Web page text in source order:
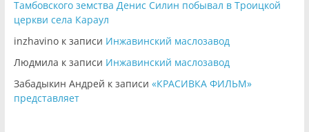
Тамбовского земства Денис Силин побывал в Троицкой
церкви села Караул
inzhavinoк записи Инжавинский маслозавод
Людмила к записи Инжавинский маслозавод
Забадыкин Андрей к записи «КРАСИВКА ФИЛЬМ»
представляет